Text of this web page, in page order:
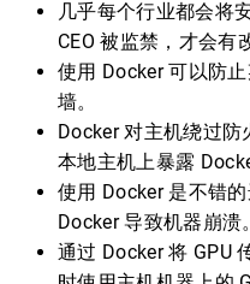
几乎每个行业都会将
CEO 被监禁，才会有
使用 Docker 可以防
墙。
Docker 对主机绕过
本地主机上暴露
使用 Docker 是不错
Docker 导致机器崩溃。
通过 Docker 将 GPU